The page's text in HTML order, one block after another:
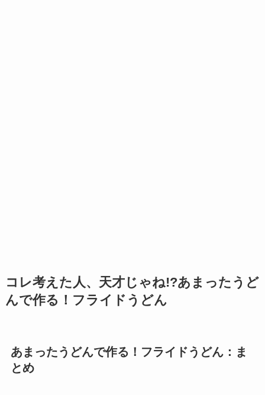
コレ考えた人、天才じゃね!?あまったうど
んで作る！フライドうどん
あまったうどんで作る！フライドうどん：ま
とめ